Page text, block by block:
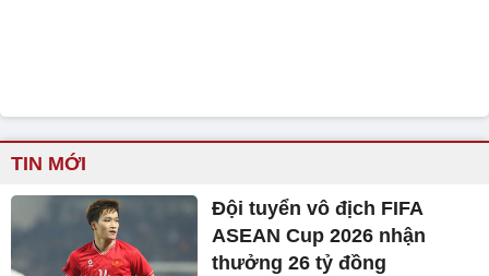
TIN MỚI
Đội tuyển vô địch FIFA
ASEAN Cup 2026 nhận
thưởng 26 tỷ đồng